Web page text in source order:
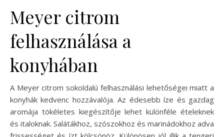
Meyer citrom
felhasználása a
konyhában
A Meyer citrom sokoldalú felhasználási lehetőségei miatt a
konyhák kedvenc hozzávalója. Az édesebb íze és gazdag
aromája tökéletes kiegészítője lehet különféle ételeknek
és italoknak. Salátákhoz, szószokhoz és marinádokhoz adva